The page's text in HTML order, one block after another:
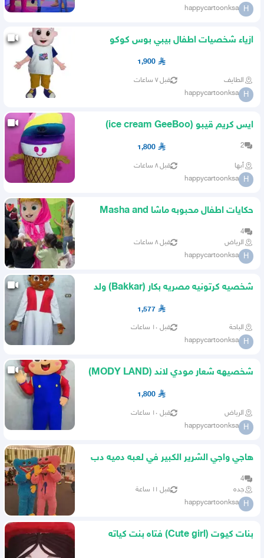
H
happycartoonksa
ازياء شخصيات اطفال بيبي بوس كوكو
1,900
الطايف قبل ٧ ساعات
H
happycartoonksa
ايس كريم قيبو (ice cream GeeBoo)
يسرسح القلب ترند اه يالندن
2
1,800
أبها قبل ٨ ساعات
H
happycartoonksa
حكايات اطفال محبوبه ماشا Masha and
4
الرياض
قبل ٨ ساعات
H
happycartoonksa
شخصيه كرتونيه مصريه بكار (Bakkar) ولد
مصري جنوبي بشهر رمضان
1,577
الباحة قبل ١٠ ساعات
H
happycartoonksa
شخصيهه شعار مودي لاند (MODY LAND)
بالرياض للمرح ولعب الاطفال
1,800
الرياض قبل ١٠ ساعات
H
happycartoonksa
هاجي واجي الشرير الكبير في لعبه دميه دب
4
جده
قبل ١١ ساعة
H
happycartoonksa
بنات كيوت (Cute girl) فتاه بنت كياته